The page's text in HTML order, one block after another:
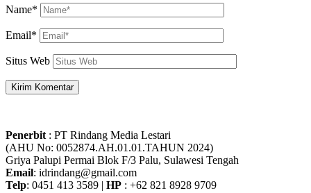
Name*
Email*
Situs Web
Penerbit : PT Rindang Media Lestari
(AHU No: 0052874.AH.01.01.TAHUN 2024)
Griya Palupi Permai Blok F/3 Palu, Sulawesi Tengah
Email: idrindang@gmail.com
Telp: 0451 413 3589 | HP : +62 821 8928 9709